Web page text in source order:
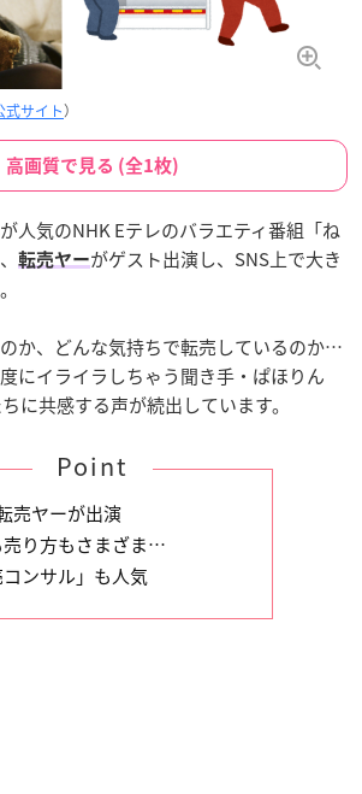
式サイト）
高画質で見る (全1枚)
人気のNHK Eテレのバラエティ番組「ね
転売ヤーがゲスト出演し、SNS上で大き
か、どんな気持ちで転売しているのか…
にイライラしちゃう聞き手・ぱほりん
に共感する声が続出しています。
Point
売ヤーが出演
り方もさまざま…
コンサル」も人気